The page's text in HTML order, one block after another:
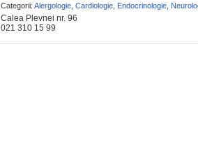
Categorii: Alergologie Cardiologie Endocrinologie
Calea Plevnei nr. 96
021 310 15 99